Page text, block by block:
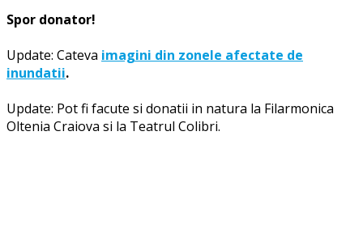
Spor donator!
Update: Cateva imagini din zonele afectate de
inundatii.
Update: Pot fi facute si donatii in natura la Filarmonica
Oltenia Craiova si la Teatrul Colibri.